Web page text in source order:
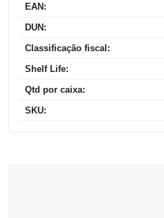
EAN:
DUN:
Classificação fiscal:
Shelf Life:
Qtd por caixa:
SKU: